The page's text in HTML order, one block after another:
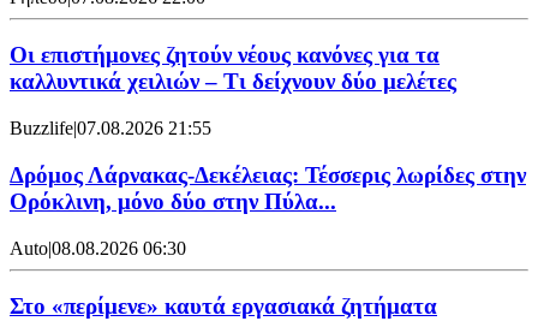
Οι επιστήμονες ζητούν νέους κανόνες για τα
καλλυντικά χειλιών – Τι δείχνουν δύο μελέτες
Buzzlife|07.08.2026 21:55
Δρόμος Λάρνακας-Δεκέλειας: Τέσσερις λωρίδες στην
Ορόκλινη, μόνο δύο στην Πύλα...
Auto|08.08.2026 06:30
Στο «περίμενε» καυτά εργασιακά ζητήματα